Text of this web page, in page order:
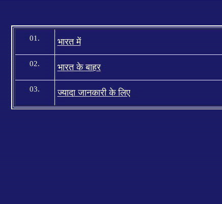
01. भारत में
02. भारत के बाहर
03. ज्यादा जानकारी के लिए